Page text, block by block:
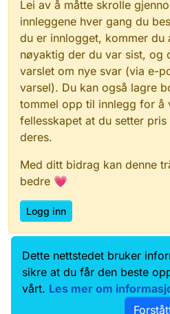
Lei av å måtte skrolle
innleggene hver gang du
du er innlogget, kommer du
nøyaktig der du var sist, og
varslet om nye svar (via e-
varsel). Du kan også lagre
tommel opp til innlegg for å
fellesskapet at du setter
deres.
Med ditt bidrag kan denne
bedre 💗
Logg inn
Data.norge.no
Samtykke og
Dette nettstedet bruker
sikre at du får den beste
vårt. Les mer om